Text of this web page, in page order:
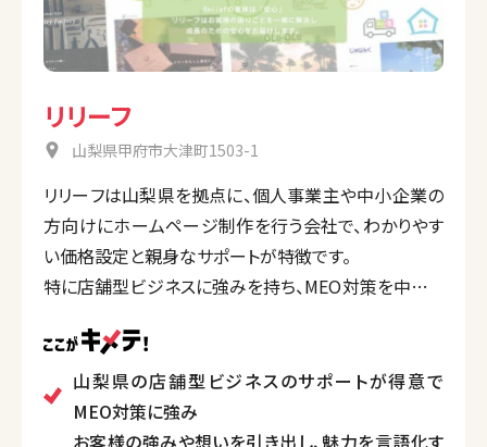
リリーフ
山梨県甲府市大津町1503-1
リリーフは山梨県を拠点に、個人事業主や中小企業の
方向けにホームページ制作を行う会社で、わかりやす
い価格設定と親身なサポートが特徴です。
特に店舗型ビジネスに強みを持ち、MEO対策を中心と
サービスを提供しています。
お客様の魅力を言語化し、本質的な課題を解決するこ
とで事業の成長をサポート。特に、初めてウェブに関わ
る方でも安心して利用できるよう、丁寧なヒアリングや
山梨県の店舗型ビジネスのサポートが得意で
MEO対策に強み
お客様の強みや想いを引き出し、魅力を言語化す